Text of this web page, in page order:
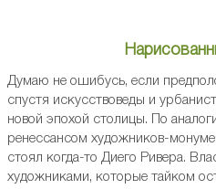
Думаю не ошибусь, если
спустя искусствоведы и
новой эпохой столицы. По
ренессансом художников-
стоял когда-то Диего Ривера.
художниками, которые тайком